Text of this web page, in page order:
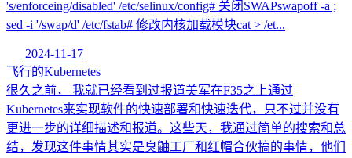
's/enforceing/disabled' /etc/selinux/config# 关闭SWAPswapoff -a ;
sed -i '/swap/d' /etc/fstab# 修改内核加载模块cat > /et...
2024-11-17
飞行的Kubernetes
很久之前， 我就已经看到过报道美军在F35之上通过
Kubernetes来实现软件的快速部署和快速迭代，只不过并没有
更进一步的详细描述和报道。这些天，我通过简单的搜索和总
结，发现这件事情其实是臭鼬工厂和红帽合伙搞的事情，他们